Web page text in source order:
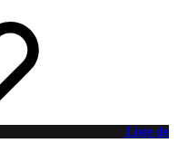
Liste de